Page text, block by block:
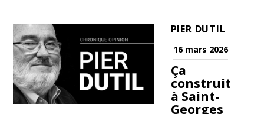
PIER DUTIL
16 mars 2026
Ça
construit
à Saint-
Georges